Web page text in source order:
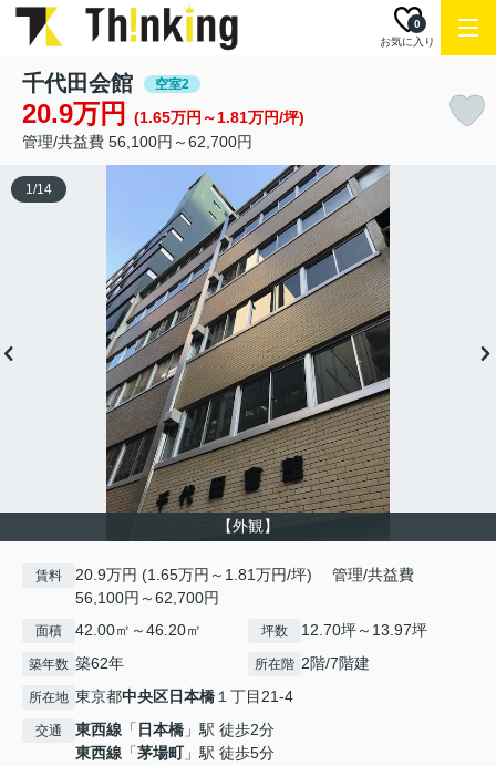
お気に入り
0
千代田会館 空室2
20.9万円
(1.65万円～1.81万円/坪)
管理/共益費 56,100円～62,700円
【外観】
1/14
賃料
20.9万円 (1.65万円～1.81万円/坪) 管理/共益費
56,100円～62,700円
面積 42.00㎡～46.20㎡ 坪数 12.70坪～13.97坪
築年数 築62年 所在階 2階/7階建
所在地 東京都中央区日本橋１丁目21-4
交通 東西線 「 日本橋 」駅 徒歩2分
東西線 「茅場町」駅 徒歩5分